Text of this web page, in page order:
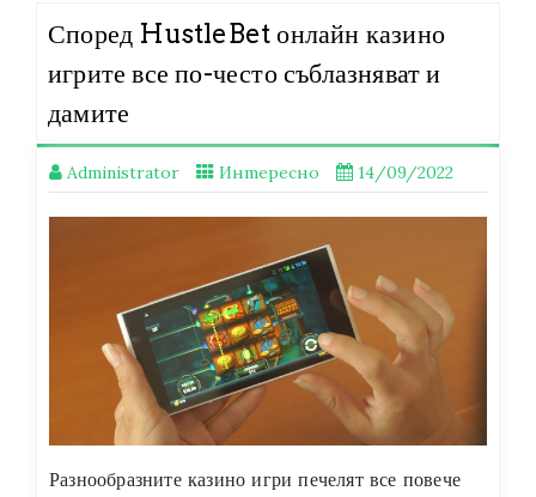
Според HustleBet онлайн казино
игрите все по-често съблазняват и
дамите
Administrator Интересно 14/09/2022
Разнообразните казино игри печелят все повече